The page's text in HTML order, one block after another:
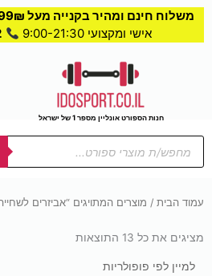
משלוח חינם ומהיר בקנייה מעל 199₪
אישי ומקצועי 9:00-21:30
חנות הספורט אונליין מספר 1 של ישראל
Products
search
עמוד הבית / מוצרים המתויגים “אביזרים
מציגים את כל ⁦13⁩ התוצאות
ממוין